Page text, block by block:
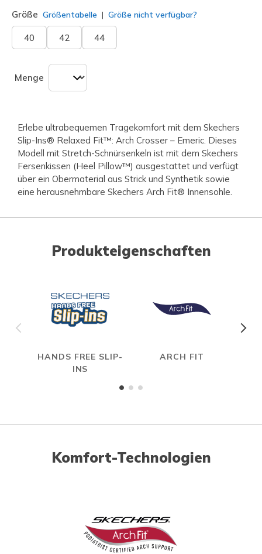
Größe Größentabelle Größe nicht verfügbar?
40 42 44
Menge
Erlebe ultrabequemen Tragekomfort mit dem Skechers
Slip-Ins® Relaxed Fit™: Arch Crosser – Emeric. Dieses
Modell mit Stretch-Schnürsenkeln ist mit dem Skechers
Fersenkissen (Heel Pillow™) ausgestattet und verfügt
über ein Obermaterial aus Strick und Synthetik sowie
eine herausnehmbare Skechers Arch Fit® Innensohle.
Produkteigenschaften
HANDS FREE SLIP-
INS
ARCH FIT
Komfort-Technologien